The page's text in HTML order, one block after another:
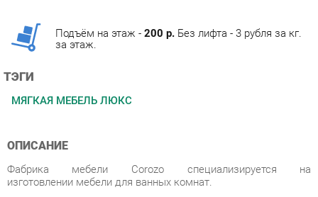
ТЭГИ
ОПИСАНИЕ
материалы, выскокачественные отделочные материалы
(многослойная эмаль, текстурированный ламинат,